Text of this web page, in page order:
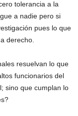
tolerancia a la
a nadie pero si
pues lo que
derecho.
resuelvan lo que
funcionarios del
sino que cumplan lo